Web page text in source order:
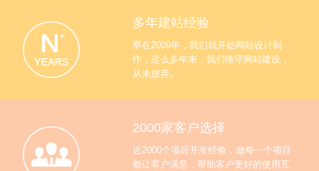
多年建站经验
早在2009年，我们就开始网站设计制
作，这么多年来，我们恪守网站建设，
从未放弃。
2000家客户选择
近2000个项目开发经验，做每一个项目
都让客户满意，帮助客户更好的使用互